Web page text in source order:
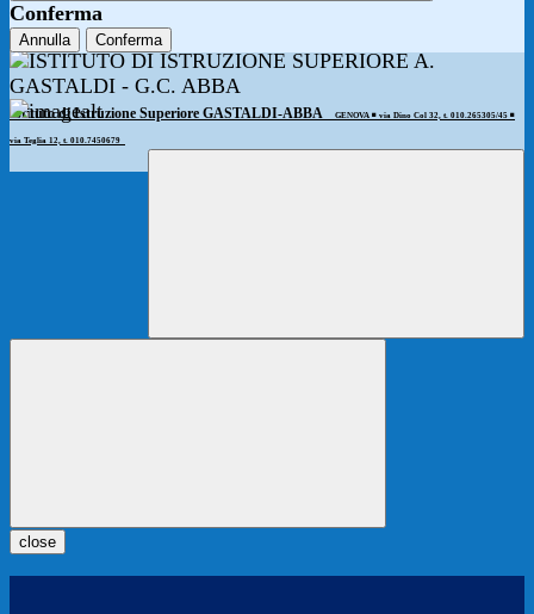
Conferma
Annulla Conferma
Istituto di Istruzione Superiore GASTALDI-ABBA GENOVA ◾️ via Dino Col 32, t. 010.265305/45 ◾️
via Teglia 12, t. 010.7450679
close